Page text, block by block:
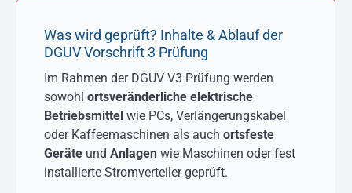
Was wird geprüft? Inhalte & Ablauf der
DGUV Vorschrift 3 Prüfung
Im Rahmen der DGUV V3 Prüfung werden
sowohl ortsveränderliche elektrische
Betriebsmittelwie PCs, Verlängerungskabel
oder Kaffeemaschinen als auch ortsfeste
Geräteund Anlagenwie Maschinen oder fest
installierte Stromverteiler geprüft.